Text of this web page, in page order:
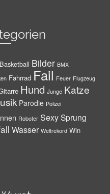
Basketball Bilder BMX
Fahrrad Fail Feuer Flugzeug
Hund Junge Katze
Parodie Polizei
Roboter SexySprung
Wasser Weltrekord Win